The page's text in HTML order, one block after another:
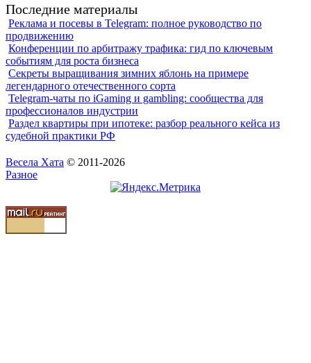
Последние материалы
Реклама и посевы в Telegram: полное руководство по
продвижению
Конференции по арбитражу трафика: гид по ключевым
событиям для роста бизнеса
Секреты выращивания зимних яблонь на примере
легендарного отечественного сорта
Telegram-чаты по iGaming и gambling: сообщества для
профессионалов индустрии
Раздел квартиры при ипотеке: разбор реального кейса из
судебной практики РФ
Весела Хата © 2011-2026
Разное